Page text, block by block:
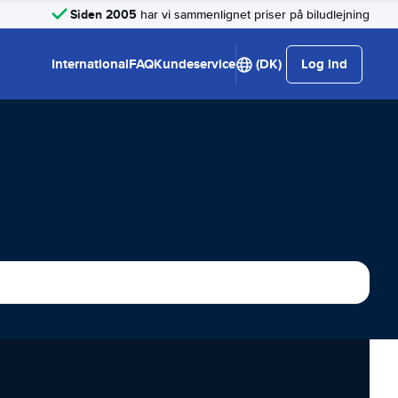
Siden 2005 har vi sammenlignet priser på biludlejning
InternationalFAQKundeservice (DK) Log ind